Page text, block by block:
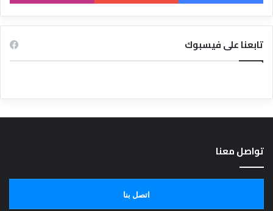
تابعنا على فيسبوك
تواصل معنا
اتصل بنا